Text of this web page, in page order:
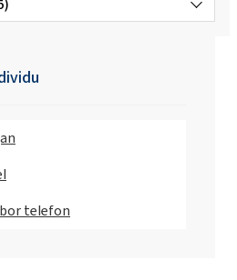
(PEG-32)
telefon